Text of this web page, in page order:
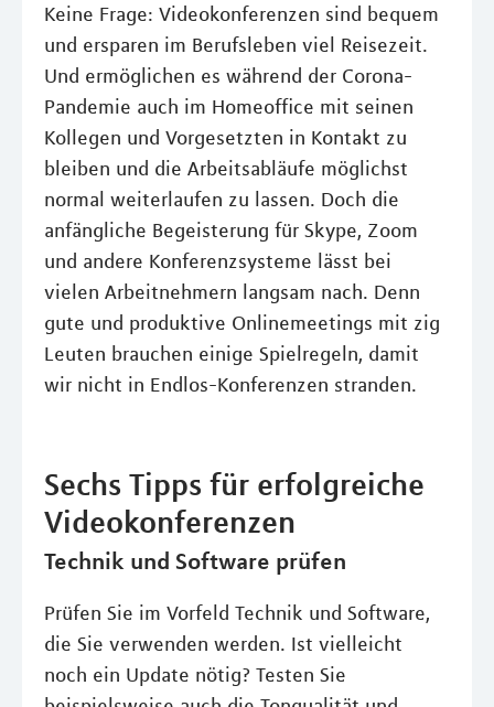
Keine Frage: Videokonferenzen sind bequem
und ersparen im Berufsleben viel Reisezeit.
Und ermöglichen es während der Corona-
Pandemie auch im Homeoffice mit seinen
Kollegen und Vorgesetzten in Kontakt zu
bleiben und die Arbeitsabläufe möglichst
normal weiterlaufen zu lassen. Doch die
anfängliche Begeisterung für Skype, Zoom
und andere Konferenzsysteme lässt bei
vielen Arbeitnehmern langsam nach. Denn
gute und produktive Onlinemeetings mit zig
Leuten brauchen einige Spielregeln, damit
wir nicht in Endlos-Konferenzen stranden.
Sechs Tipps für erfolgreiche
Videokonferenzen
Technik und Software prüfen
Prüfen Sie im Vorfeld Technik und Software,
die Sie verwenden werden. Ist vielleicht
noch ein Update nötig? Testen Sie